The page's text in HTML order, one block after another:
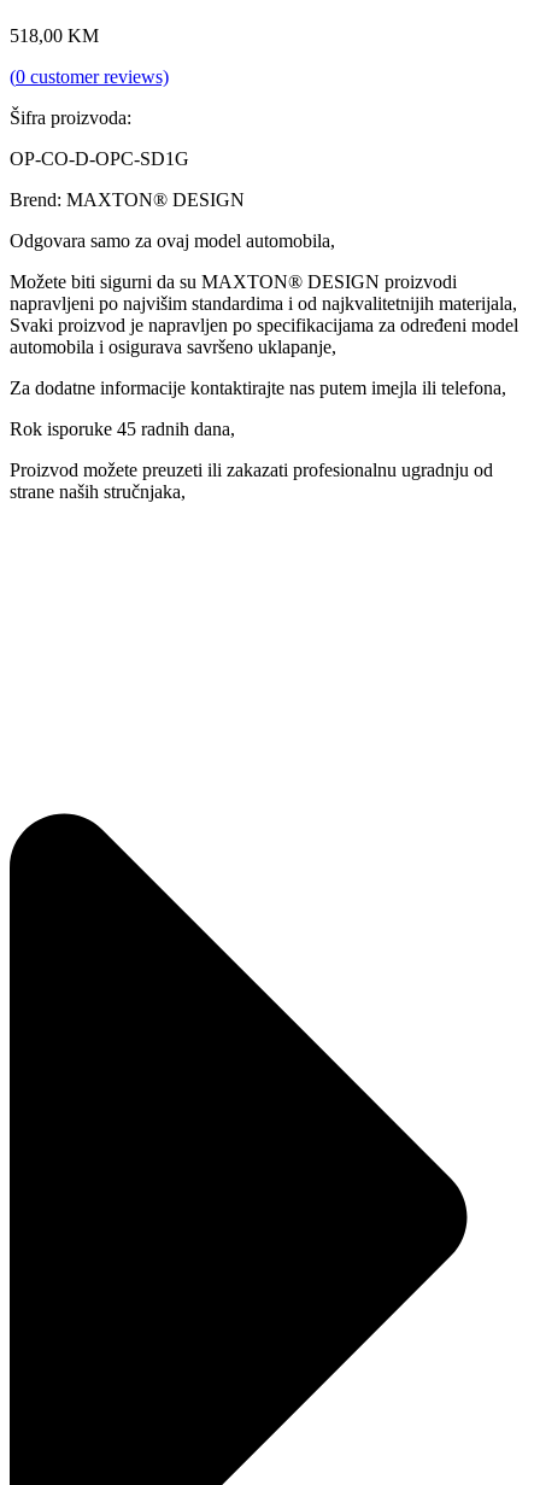
518,00 KM
(0 customer reviews)
Šifra proizvoda:
OP-CO-D-OPC-SD1G
Brend: MAXTON® DESIGN
Odgovara samo za ovaj model automobila,
Možete biti sigurni da su MAXTON® DESIGN proizvodi
napravljeni po najvišim standardima i od najkvalitetnijih materijala,
Svaki proizvod je napravljen po specifikacijama za određeni model
automobila i osigurava savršeno uklapanje,
Za dodatne informacije kontaktirajte nas putem imejla ili telefona,
Rok isporuke 45 radnih dana,
Proizvod možete preuzeti ili zakazati profesionalnu ugradnju od
strane naših stručnjaka,